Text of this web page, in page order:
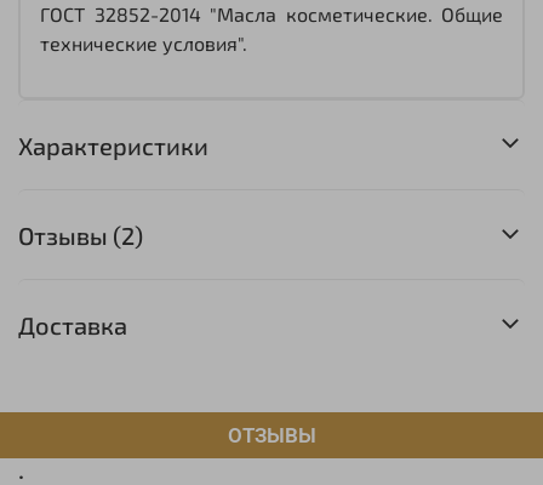
ГОСТ 32852-2014 "Масла косметические. Общие
технические условия".
Характеристики
Отзывы (2)
Доставка
ОТЗЫВЫ
.